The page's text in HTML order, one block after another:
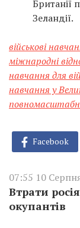
Британії
Зеландії.
військові
міжнародні
навчання для
навчання у
Facebook
07:55 10
Втрати
окупантів